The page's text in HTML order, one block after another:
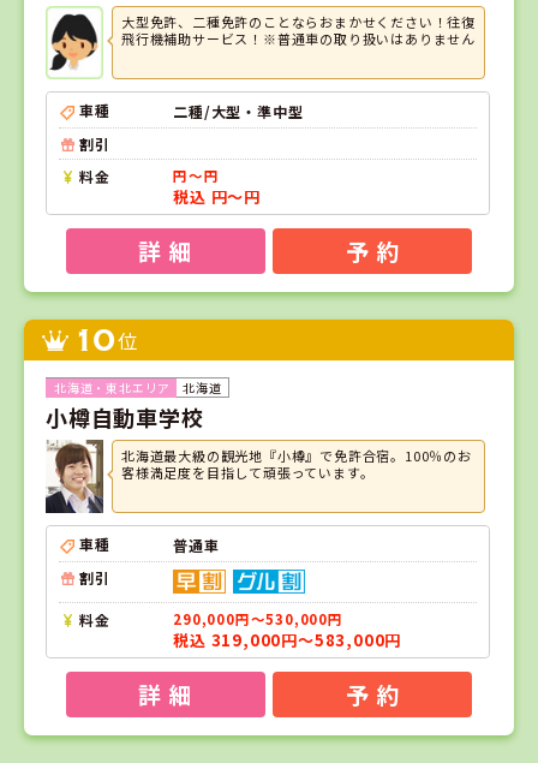
大型免許、二種免許のことならおまかせください！往復
飛行機補助サービス！※普通車の取り扱いはありません
車種
二種/大型・準中型
割引
料金
円～円
税込 円～円
詳 細 予 約
10位
北海道
小樽自動車学校
北海道最大級の観光地『小樽』で免許合宿。100％のお
客様満足度を目指して頑張っています。
車種
普通車
割引
料金 290,000円～530,000円
税込 319,000円～583,000円
詳 細 予 約